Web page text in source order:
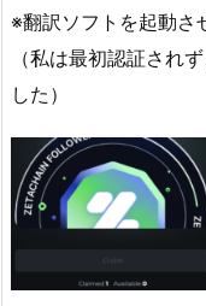
※翻訳ソフトを起動さ
（私は最初認証され
した）